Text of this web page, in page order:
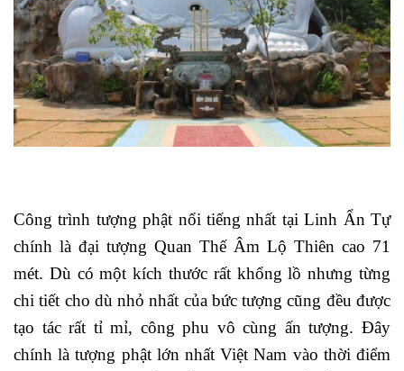
Công trình tượng phật nổi tiếng nhất tại Linh Ẩn Tự
chính là đại tượng Quan Thế Âm Lộ Thiên cao 71
mét. Dù có một kích thước rất khổng lồ nhưng từng
chi tiết cho dù nhỏ nhất của bức tượng cũng đều được
tạo tác rất tỉ mỉ, công phu vô cùng ấn tượng. Đây
chính là tượng phật lớn nhất Việt Nam vào thời điểm